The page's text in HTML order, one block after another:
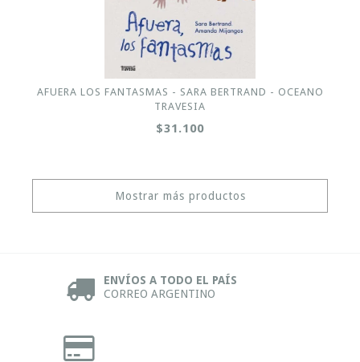
AFUERA LOS FANTASMAS - SARA BERTRAND - OCEANO
TRAVESIA
$31.100
Mostrar más productos
ENVÍOS A TODO EL PAÍS
CORREO ARGENTINO